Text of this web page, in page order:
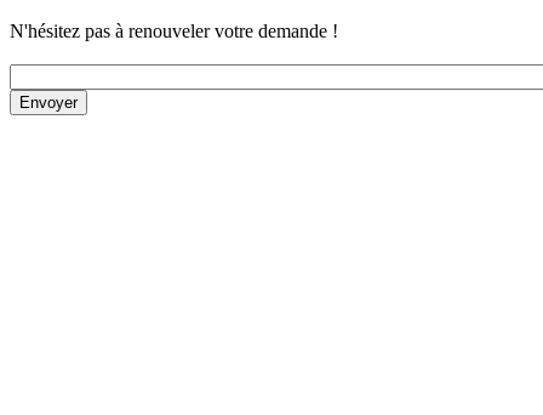
N'hésitez pas à renouveler votre demande !